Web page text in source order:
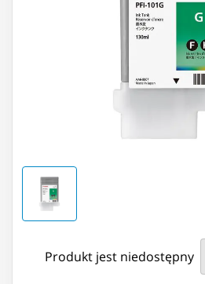
Produkt jest niedostępny